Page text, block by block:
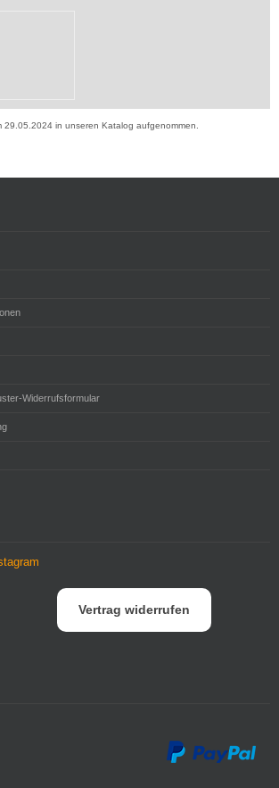
29.05.2024 in unseren Katalog aufgenommen.
Widerrufsformular
Vertrag widerrufen